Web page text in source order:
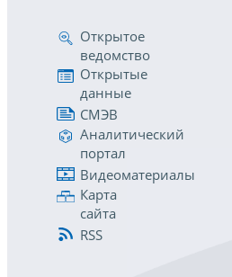
Открытое
ведомство
Открытые
данные
СМЭВ
Аналитический
портал
Видеоматериалы
Карта
сайта
RSS